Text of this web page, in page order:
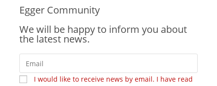
Egger Community
We will be happy to inform you about
the latest news.
I would like to receive news by email. I have read